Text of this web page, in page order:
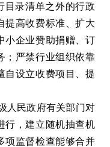
目录清单之外的行政
提高收费标准、扩大
小企业赞助捐赠、订
；严禁行业组织依靠
自设立收费项目、提
人民政府有关部门对
行，建立随机抽查机
项监督检查能够合并